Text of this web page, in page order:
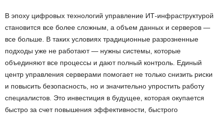
В эпоху цифровых технологий управление ИТ-инфраструктурой
становится все более сложным, а объем данных и серверов —
все больше. В таких условиях традиционные разрозненные
подходы уже не работают — нужны системы, которые
объединяют все процессы и дают полный контроль. Единый
центр управления серверами помогает не только снизить риски
и повысить безопасность, но и значительно упростить работу
специалистов. Это инвестиция в будущее, которая окупается
быстро за счет повышения эффективности, быстрого